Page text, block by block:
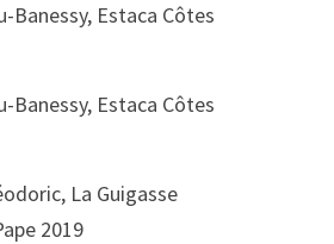
Banessy, Estaca Côtes
Banessy, Estaca Côtes
La Guigasse
2019